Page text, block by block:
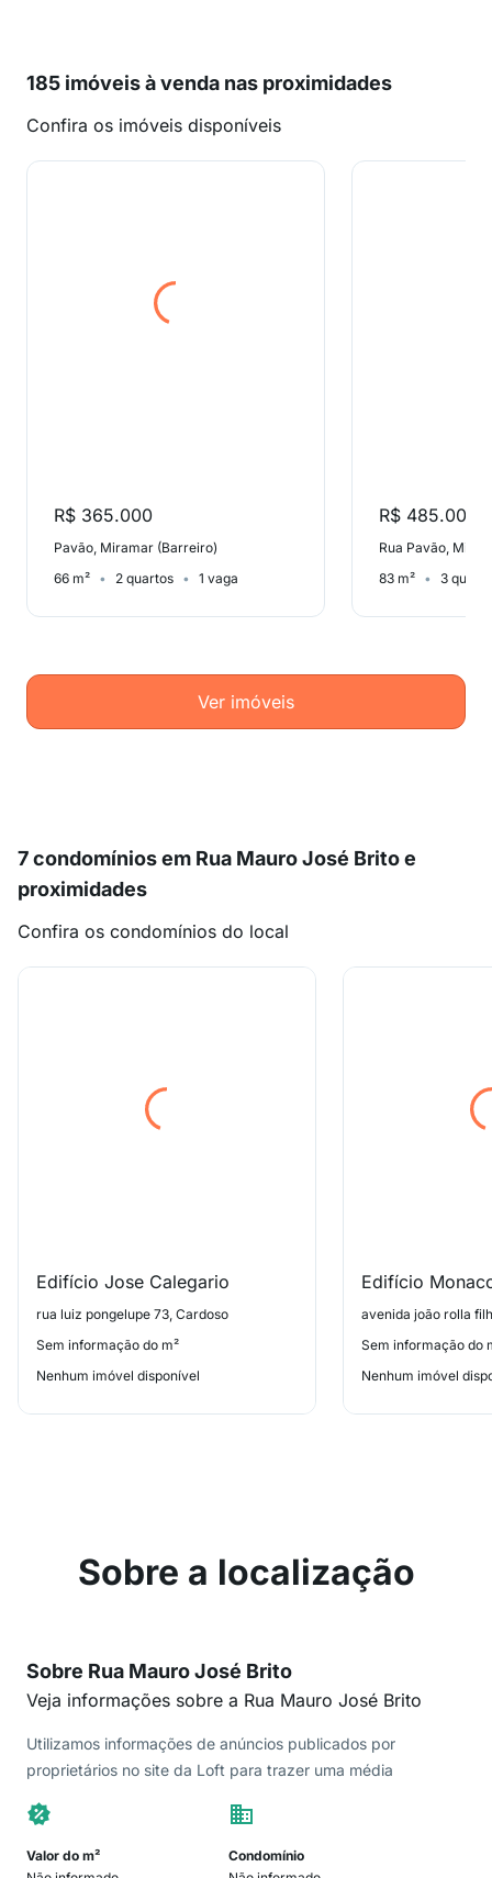
185 imóveis à venda nas proximidades
Confira os imóveis disponíveis
R$ 365.000
Pavão, Miramar (Barreiro)
66 m²
2 quartos 1 vaga
R$ 485.000
Rua Pavão,
83 m²
3
Ver imóveis
7 condomínios em Rua Mauro José Brito e
proximidades
Confira os condomínios do local
Edifício Jose Calegario
rua luiz pongelupe 73, Cardoso
Sem informação do m²
Nenhum imóvel disponível
Edifício
Sem informação do
Nenhum imóvel
Sobre a localização
Sobre Rua Mauro José Brito
Veja informações sobre a Rua Mauro José Brito
Utilizamos informações de anúncios publicados por
proprietários no site da Loft para trazer uma média
Valor do m²
Condomínio